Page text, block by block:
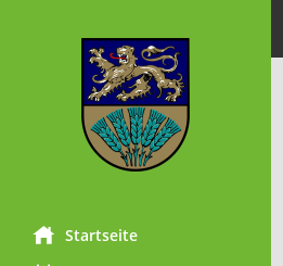
Startseite